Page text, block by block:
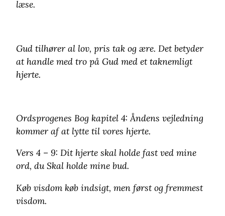
læse.
Gud tilhører al lov, pris tak og ære. Det betyder
at handle med tro på Gud med et taknemligt
hjerte.
Ordsprogenes Bog kapitel 4: Åndens vejledning
kommer af at lytte til vores hjerte.
Vers 4 – 9: Dit hjerte skal holde fast ved mine
ord, du Skal holde mine bud.
Køb visdom køb indsigt, men først og fremmest
visdom.